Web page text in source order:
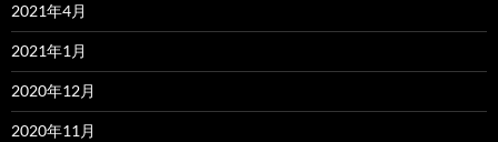
2021年4月
2021年1月
2020年12月
2020年11月